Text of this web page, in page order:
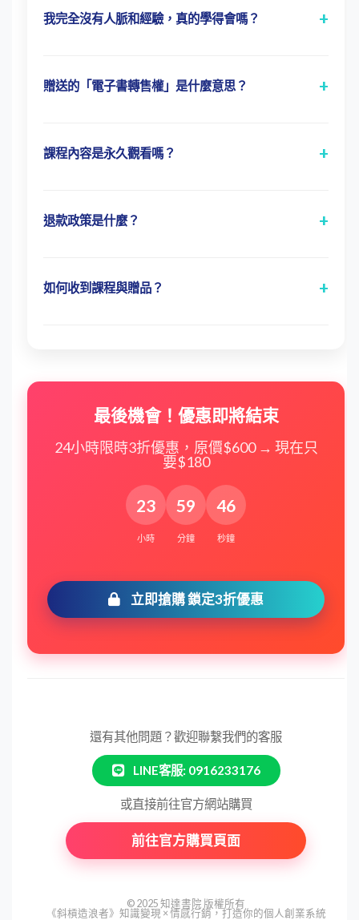
我完全沒有人脈和經驗，真的學得會嗎？ +
從「零人脈」的狀態開始教起，專注於如
能見效。
贈送的「電子書轉售權」是什麼意思？ +
者》電子書，作為您自己的商品進行銷
驗知識變現。
課程內容是永久觀看嗎？ +
可永久無限次觀看與使用
退款政策是什麼？ +
通帳號或下載或寄出後，內容即歸購買者
如何收到課程與贈品？ +
最後機會！優惠即將結束
24小時限時3折優惠，原價$600 → 現在只
要$180
23
小時
59
分鐘
45
秒鐘
立即搶購 鎖定3折優惠
還有其他問題？歡迎聯繫我們的客服
LINE客服: 0916233176
或直接前往官方網站購買
前往官方購買頁面
© 2025 知達書院 版權所有
《斜槓造浪者》知識變現 × 情感行銷，打造你的個人創業系統